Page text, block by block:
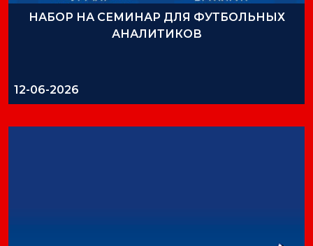
НАБОР НА СЕМИНАР ДЛЯ ФУТБОЛЬНЫХ
АНАЛИТИКОВ
12-06-2026